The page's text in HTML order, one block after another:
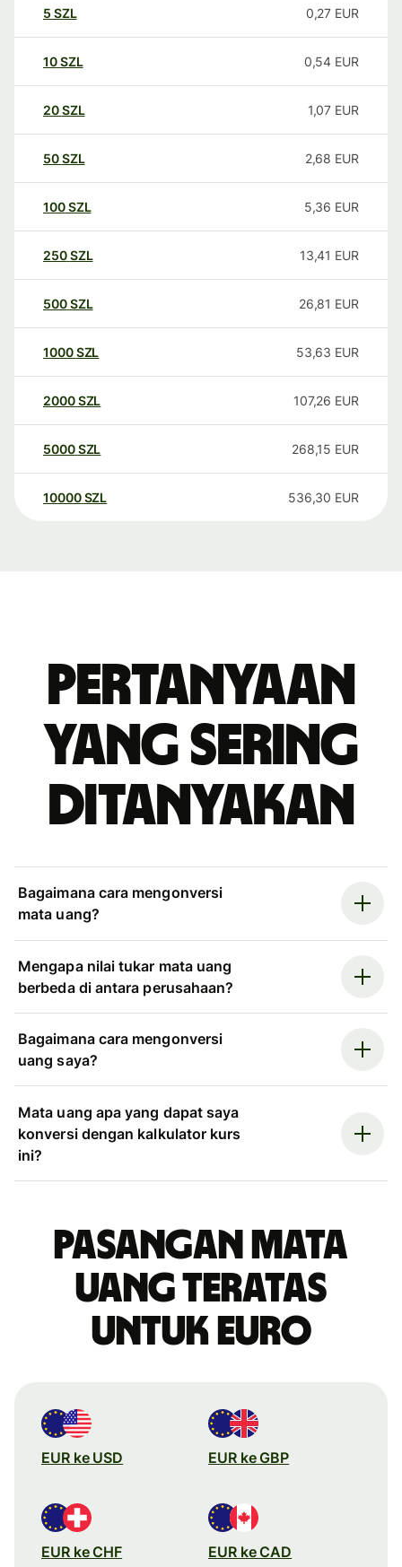
5 SZL 0,27 EUR
10SZL 0,54 EUR
20SZL 1,07 EUR
50SZL 2,68 EUR
100SZL 5,36 EUR
250SZL 13,41 EUR
500SZL 26,81 EUR
1000SZL 53,63 EUR
2000SZL 107,26 EUR
5000SZL 268,15 EUR
10000 SZL 536,30 EUR
Pertanyaan
yang sering
ditanyakan
Bagaimana cara mengonversi
mata uang?
Mengapa nilai tukar mata uang
berbeda di antara perusahaan?
Bagaimana cara mengonversi
uang saya?
Mata uang apa yang dapat saya
konversi dengan kalkulator kurs
ini?
Pasangan mata
uang teratas
untuk euro
EUR ke USD EUR ke GBP
EUR ke CHF EUR ke CAD